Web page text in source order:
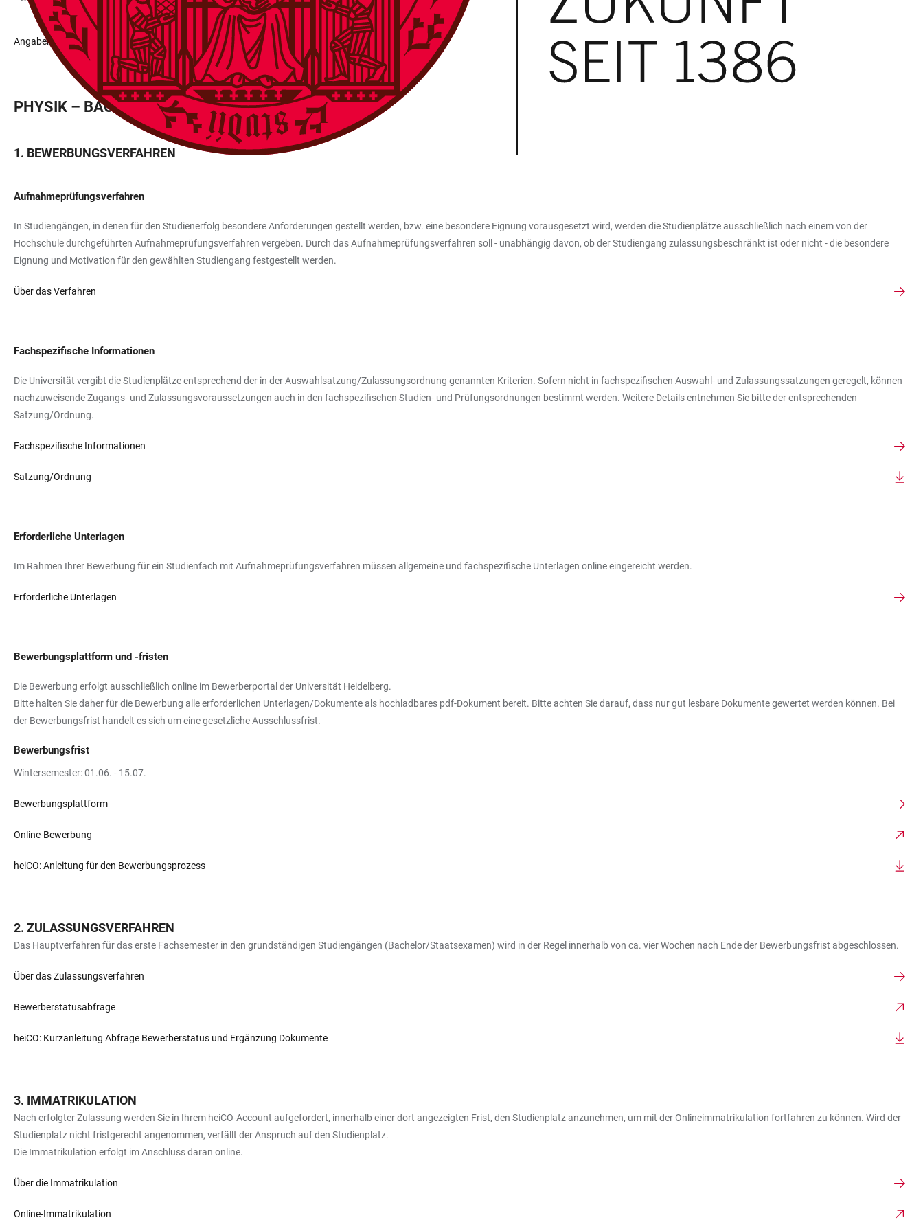
Angaben ändern
PHYSIK – BACHELOR 100%
BEWERBUNGSVERFAHREN
Aufnahmeprüfungsverfahren
In Studiengängen, in denen für den Studienerfolg besondere Anforderungen gestellt werden, bzw. eine besondere Eignung vorausgesetzt wird, werden die Studienplätze ausschließlich nach einem von der
Hochschule durchgeführten Aufnahmeprüfungsverfahren vergeben. Durch das Aufnahmeprüfungsverfahren soll - unabhängig davon, ob der Studiengang zulassungsbeschränkt ist oder nicht - die besondere
Eignung und Motivation für den gewählten Studiengang festgestellt werden.
Über das Verfahren
Fachspezifische Informationen
Die Universität vergibt die Studienplätze entsprechend der in der Auswahlsatzung/Zulassungsordnung genannten Kriterien. Sofern nicht in fachspezifischen Auswahl- und Zulassungssatzungen geregelt, können
nachzuweisende Zugangs- und Zulassungsvoraussetzungen auch in den fachspezifischen Studien- und Prüfungsordnungen bestimmt werden. Weitere Details entnehmen Sie bitte der entsprechenden
Satzung/Ordnung.
Fachspezifische Informationen
Satzung/Ordnung
Erforderliche Unterlagen
Im Rahmen Ihrer Bewerbung für ein Studienfach mit Aufnahmeprüfungsverfahren müssen allgemeine und fachspezifische Unterlagen online eingereicht werden.
Erforderliche Unterlagen
Bewerbungsplattform und -fristen
Die Bewerbung erfolgt ausschließlich online im Bewerberportal der Universität Heidelberg.
Bitte halten Sie daher für die Bewerbung alle erforderlichen Unterlagen/Dokumente als hochladbares pdf-Dokument bereit. Bitte achten Sie darauf, dass nur gut lesbare Dokumente gewertet werden können. Bei
der Bewerbungsfrist handelt es sich um eine gesetzliche Ausschlussfrist.
Bewerbungsfrist
Wintersemester: 01.06. - 15.07.
Bewerbungsplattform
Online-Bewerbung
heiCO: Anleitung für den Bewerbungsprozess
ZULASSUNGSVERFAHREN
Das Hauptverfahren für das erste Fachsemester in den grundständigen Studiengängen (Bachelor/Staatsexamen) wird in der Regel innerhalb von ca. vier Wochen nach Ende der Bewerbungsfrist abgeschlossen.
Über das Zulassungsverfahren
Bewerberstatusabfrage
heiCO: Kurzanleitung Abfrage Bewerberstatus und Ergänzung Dokumente
IMMATRIKULATION
Nach erfolgter Zulassung werden Sie in Ihrem heiCO-Account aufgefordert, innerhalb einer dort angezeigten Frist, den Studienplatz anzunehmen, um mit der Onlineimmatrikulation fortfahren zu können. Wird der
Studienplatz nicht fristgerecht angenommen, verfällt der Anspruch auf den Studienplatz.
Die Immatrikulation erfolgt im Anschluss daran online.
Über die Immatrikulation
Online-Immatrikulation